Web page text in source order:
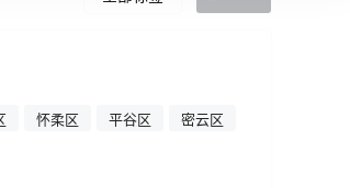
怀柔区 平谷区 密云区